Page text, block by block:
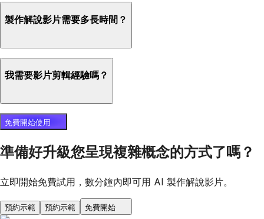
製作解說影片需要多長時間？
我需要影片剪輯經驗嗎？
免費開始使用
準備好升級您呈現複雜概念的方式了嗎？
立即開始免費試用，數分鐘內即可用 AI 製作解說影片。
預約示範 預約示範 免費開始